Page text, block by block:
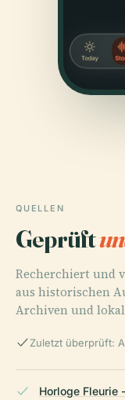
QUELLEN
Geprüft
Recherchiert und
aus historischen
Archiven und
Zuletzt überprüft:
Horloge Fleurie